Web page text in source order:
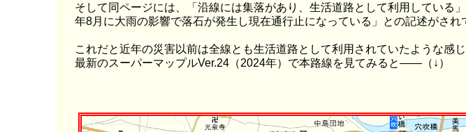
そして同ページには、「沿線には集落があり、生活道路として利用している
年8月に大雨の影響で落石が発生し現在通行止になっている」との記述がされ
これだと近年の災害以前は全線とも生活道路として利用されていたような感じ
最新のスーパーマップルVer.24（2024年）で本路線を見てみると――（↓）